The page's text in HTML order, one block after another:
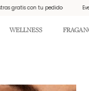
con tu pedido
WELLNESS